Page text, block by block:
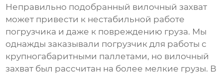
Неправильно подобранный вилочный захват
может привести к нестабильной работе
погрузчика и даже к повреждению груза. Мы
однажды заказывали погрузчик для работы с
крупногабаритными паллетами, но вилочный
захват был рассчитан на более мелкие грузы. В